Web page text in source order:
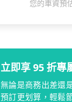
您的車資預
立即享 95 折專
無論是商務出差還
預訂更划算，輕鬆